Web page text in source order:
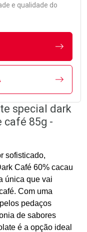
e qualidade do
special dark
café 85g -
sofisticado,
Café 60% cacau
única que vai
Com uma
pedaços
de sabores
é a opção ideal